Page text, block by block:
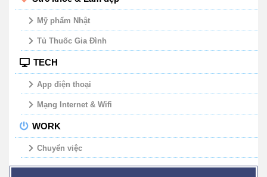
Mỹ phẩm Nhật
Tủ Thuốc Gia Đình
TECH
App điện thoại
Mạng Internet & Wifi
WORK
Chuyển việc